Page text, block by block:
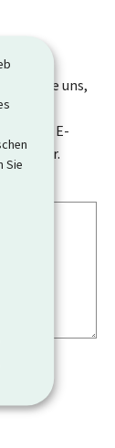
Sie
Sie uns,
Ihre E-